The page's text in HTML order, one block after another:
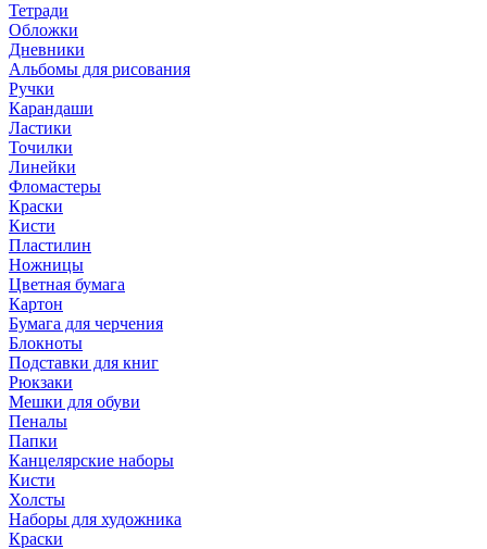
Тетради
Обложки
Дневники
Альбомы для рисования
Ручки
Карандаши
Ластики
Точилки
Линейки
Фломастеры
Краски
Кисти
Пластилин
Ножницы
Цветная бумага
Картон
Бумага для черчения
Блокноты
Подставки для книг
Рюкзаки
Мешки для обуви
Пеналы
Папки
Канцелярские наборы
Кисти
Холсты
Наборы для художника
Краски